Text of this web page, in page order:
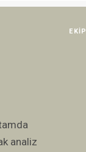
EKIP
analiz